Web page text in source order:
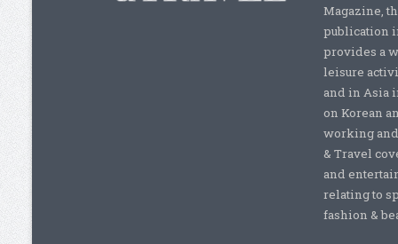
Magazine,
publication
provides a
leisure
and in Asia
on Korean
working
& Travel
and
relating to
fashion &